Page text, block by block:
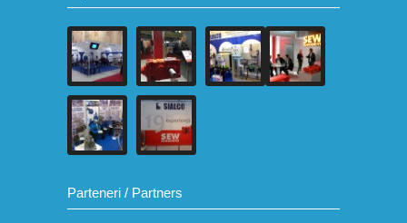
Parteneri / Partners